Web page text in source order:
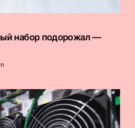
набор подорожал —